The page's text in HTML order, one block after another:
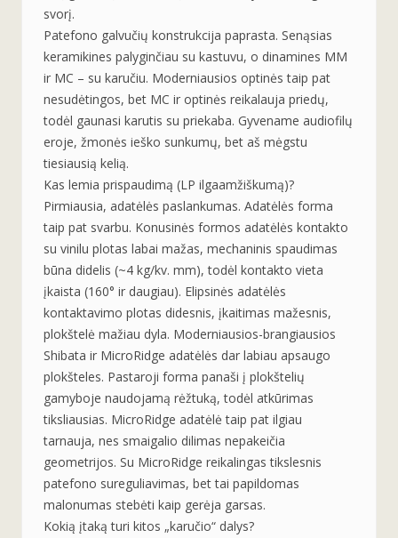
svorį.
Patefono galvučių konstrukcija paprasta. Senąsias
keramikines palyginčiau su kastuvu, o dinamines MM
ir MC – su karučiu. Moderniausios optinės taip pat
nesudėtingos, bet MC ir optinės reikalauja priedų,
todėl gaunasi karutis su priekaba. Gyvename audiofilų
eroje, žmonės ieško sunkumų, bet aš mėgstu
tiesiausią kelią.
Kas lemia prispaudimą (LP ilgaamžiškumą)?
Pirmiausia, adatėlės paslankumas. Adatėlės forma
taip pat svarbu. Konusinės formos adatėlės kontakto
su vinilu plotas labai mažas, mechaninis spaudimas
būna didelis (~4 kg/kv. mm), todėl kontakto vieta
įkaista (160° ir daugiau). Elipsinės adatėlės
kontaktavimo plotas didesnis, įkaitimas mažesnis,
plokštelė mažiau dyla. Moderniausios-brangiausios
Shibata ir MicroRidge adatėlės dar labiau apsaugo
plokšteles. Pastaroji forma panaši į plokštelių
gamyboje naudojamą rėžtuką, todėl atkūrimas
tiksliausias. MicroRidge adatėlė taip pat ilgiau
tarnauja, nes smaigalio dilimas nepakeičia
geometrijos. Su MicroRidge reikalingas tikslesnis
patefono sureguliavimas, bet tai papildomas
malonumas stebėti kaip gerėja garsas.
Kokią įtaką turi kitos „karučio“ dalys?